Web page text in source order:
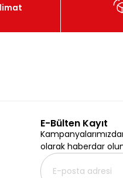
E-Bülten Kayıt
olarak haberdar